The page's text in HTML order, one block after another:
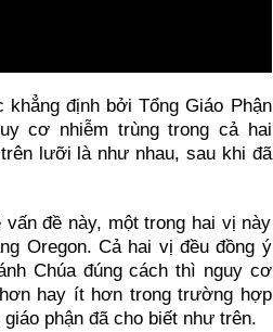
định bởi Tổng Giáo Phận
cơ nhiễm trùng trong cả hai
lưỡi là như nhau, sau khi đã
đề này, một trong hai vị này
Oregon. Cả hai vị đều đồng ý
Chúa đúng cách thì nguy cơ
hay ít hơn trong trường hợp
phận đã cho biết như trên.